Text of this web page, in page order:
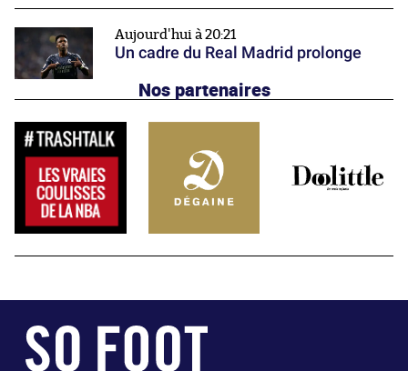
Aujourd'hui à 20:21
Un cadre du Real Madrid prolonge
Nos partenaires